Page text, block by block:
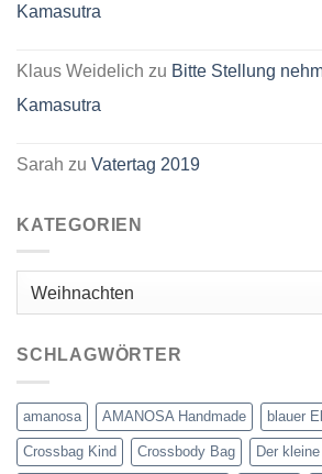
mit
Kamasutra
Klaus Weidelich zu Bitte Stellung
Kamasutra
Sarah zu Vatertag 2019
KATEGORIEN
Kategorien
SCHLAGWÖRTER
amanosa AMANOSA Handmade blauer
Crossbag Kind Crossbody Bag Der